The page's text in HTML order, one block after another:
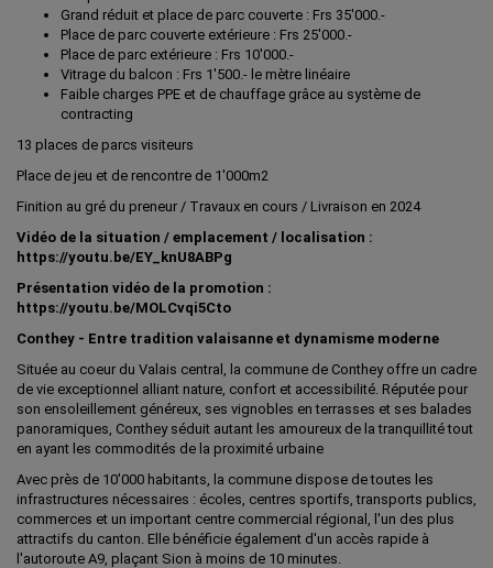
Grand réduit et place de parc couverte : Frs 35'000.-
Place de parc couverte extérieure : Frs 25'000.-
Place de parc extérieure : Frs 10'000.-
Vitrage du balcon : Frs 1'500.- le mètre linéaire
Faible charges PPE et de chauffage grâce au système de
contracting
13 places de parcs visiteurs
Place de jeu et de rencontre de 1'000m2
Finition au gré du preneur / Travaux en cours / Livraison en 2024
Vidéo de la situation / emplacement / localisation :
https://youtu.be/EY_knU8ABPg
Présentation vidéo de la promotion :
https://youtu.be/MOLCvqi5Cto
Conthey - Entre tradition valaisanne et dynamisme moderne
Située au coeur du Valais central, la commune de Conthey offre un cadre
de vie exceptionnel alliant nature, confort et accessibilité. Réputée pour
son ensoleillement généreux, ses vignobles en terrasses et ses balades
panoramiques, Conthey séduit autant les amoureux de la tranquillité tout
en ayant les commodités de la proximité urbaine
Avec près de 10'000 habitants, la commune dispose de toutes les
infrastructures nécessaires : écoles, centres sportifs, transports publics,
commerces et un important centre commercial régional, l'un des plus
attractifs du canton. Elle bénéficie également d'un accès rapide à
l'autoroute A9, plaçant Sion à moins de 10 minutes.